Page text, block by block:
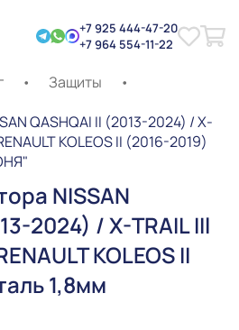
+7 925 444-47-20
+7 964 554-11-22
• Защиты
•
QASHQAI II (2013-2024) / X-
KOLEOS II (2016-2019)
NISSAN
2024) / X-TRAIL IIl
KOLEOS II
1,8мм